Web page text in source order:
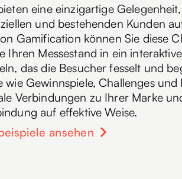
eine einzigartige
und bestehenden Kunden
Gamification können Sie diese
Ihren Messestand in ein
das die Besucher fesselt und
wie Gewinnspiele, Challenges
Verbindungen zu Ihrer Marke
auf effektive Weise.
ansehen
